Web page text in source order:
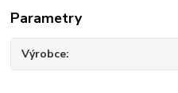
Parametry
Výrobce